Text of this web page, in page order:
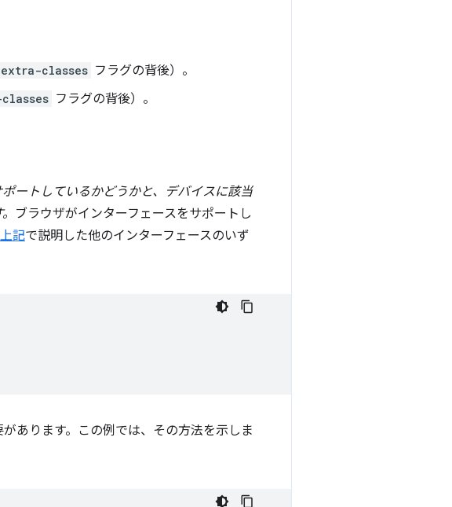
classes フラグの背後）。
フラグの背後）。
ートしているかどうかと、デバイスに該当
ブラウザがインターフェースをサポートし
上記で説明した他のインターフェースのいず
あります。この例では、その方法を示しま